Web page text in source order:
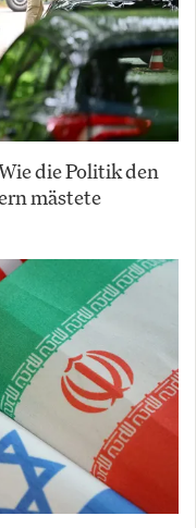
die Politik den
mästete